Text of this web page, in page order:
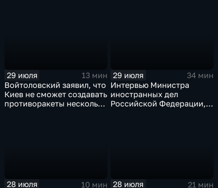
29 июля
13 мин
Войтоловский заявил, что
Киев не сможет создавать
противоракеты несколько
29 июля
34 мин
Интервью Министра
иностранных дел
Российской Федерации,
28 июля
10 мин
28 июля
21 мин